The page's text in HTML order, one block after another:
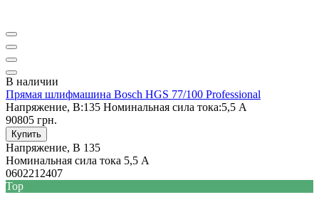
В наличии
Прямая шлифмашина Bosch HGS 77/100 Professional
Напряжение, В:135 Номинальная сила тока:5,5 A
90805 грн.
Купить
Напряжение, В 135
Номинальная сила тока 5,5 A
0602212407
Top